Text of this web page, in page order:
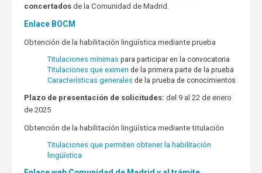
concertadosde la Comunidad de Madrid.
Enlace BOCM
Obtención de la habilitación lingüística mediante prueba
Titulaciones mínimas para participar en la convocatoria
Titulaciones que eximen de la primera parte de la prueba
Características generales de la prueba de conocimientos
Plazo de presentación de solicitudes: del 9 al 22 de enero
de 2025
Obtención de la habilitación lingüística mediante titulación
Titulaciones que permiten obtener la habilitación
lingüística